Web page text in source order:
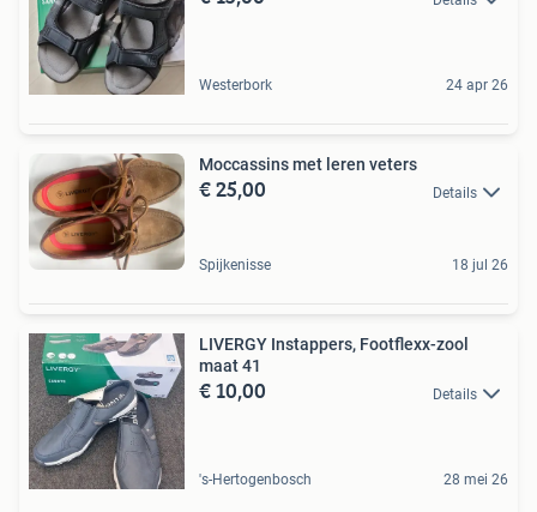
Westerbork 24 apr 26
Moccassins met leren veters
€ 25,00 Details
Spijkenisse 18 jul 26
LIVERGY Instappers, Footflexx-zool
maat 41
€ 10,00 Details
's-Hertogenbosch 28 mei 26